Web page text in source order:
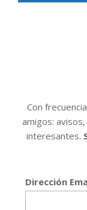
Con
amigos:
interesantes.
Dirección